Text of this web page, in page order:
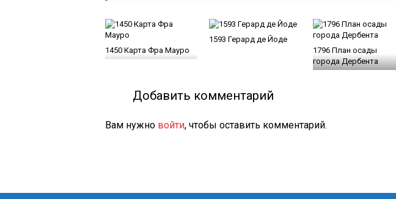
1450 Карта Фра Мауро
1593 Герард де Йоде
1796 План осады
города Дербента
Добавить комментарий
Вам нужно войти, чтобы оставить комментарий.